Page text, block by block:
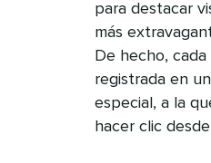
para destacar
más
De hecho,
registrada en
especial, a la
hacer clic